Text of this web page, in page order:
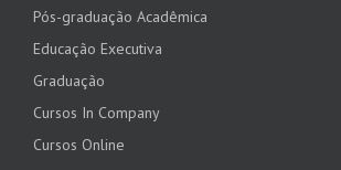
Pós-graduação Acadêmica
Educação Executiva
Graduação
Cursos In Company
Cursos Online